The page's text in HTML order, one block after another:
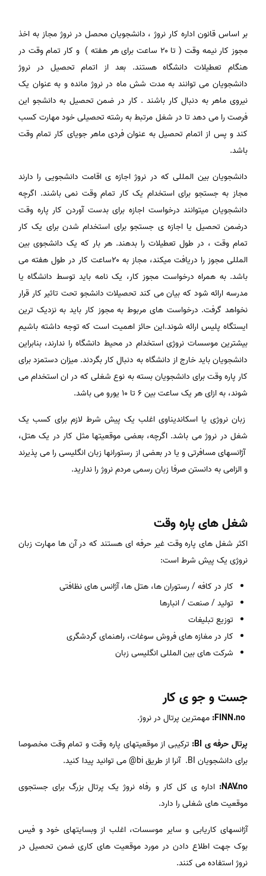
بر اساس قانون اداره کار نروژ ، دانشجویان محصل در نروژ مجاز به اخذ
مجوز کار نیمه وقت ( تا ۲۰ ساعت برای هر هفته ) و کار تمام وقت در
هنگام تعطیلات دانشگاه هستند. بعد از اتمام تحصیل در نروژ
دانشجویان می توانند به مدت شش ماه در نروژ مانده و به عنوان یک
نیروی ماهر به دنبال کار باشند . کار در ضمن تحصیل به دانشجو این
فرصت را می دهد تا در شغل مرتبط به رشته تحصیلی خود مهارت کسب
کند و پس از اتمام تحصیل به عنوان فردی ماهر جویای کار تمام وقت
باشد.
دانشجویان بین المللی که در نروژ اجازه ی اقامت دانشجویی را دارند
مجاز به جستجو برای استخدام یک کار تمام وقت نمی باشند. اگرچه
دانشجویان میتوانند درخواست اجازه برای بدست آوردن کار پاره وقت
درضمن تحصیل یا اجازه ی جستجو برای استخدام شدن برای یک کار
تمام وقت ، در طول تعطیلات را بدهند. هر بار که یک دانشجوی بین
المللی مجوز را دریافت میکند، مجاز به ۲۰ساعت کار در طول هفته می
باشد. به همراه درخواست مجوز کار، یک نامه باید توسط دانشگاه یا
مدرسه ارائه شود که بیان می کند تحصیلات دانشجو تحت تاثیر کار قرار
نخواهد گرفت. درخواست های مربوط به مجوز کار باید به نزدیک ترین
ایستگاه پلیس ارائه شوند.این حائز اهمیت است که توجه داشته باشیم
بیشترین موسسات نروژی استخدام در محیط دانشگاه را ندارند، بنابراین
دانشجویان باید خارج از دانشگاه به دنبال کار بگردند. میزان دستمزد برای
کار پاره وقت برای دانشجویان بسته به نوع شغلی که در ان استخدام می
شوند، به ازای هر یک ساعت بین ۶ تا ۱۰ یورو می باشد.
زبان نروژی یا اسکاندیناوی اغلب یک پیش شرط لازم برای کسب یک
شغل در نروژ می باشد. اگرچه، بعضی موقعیتها مثل کار در یک هتل،
آژانسهای مسافرتی و یا در بعضی از رستورانها زبان انگلیسی را می پذیرند
و الزامی به دانستن صرفا زبان رسمی مردم نروژ را ندارید.
شغل های پاره وقت
اکثر شغل های پاره وقت غیر حرفه ای هستند که در آن ها مهارت زبان
نروژی یک پیش شرط است:
کار در کافه / رستوران ها، هتل ها، آژانس های نظافتی
تولید / صنعت / انبارها
توزیع تبلیغات
کار در مغازه های فروش سوغات، راهنمای گردشگری
شرکت های بین المللی انگلیسی زبان
جست و جو ی کار
FINN.no: مهمترین پرتال در نروژ.
پرتال حرفه ی BI:
ترکیبی از موقعیتهای پاره وقت و تمام وقت مخصوصا
برای دانشجویان BI. آنرا از طریق bi@ می توانید پیدا کنید.
NAV.no: اداره ی کل کار و رفاه نروژ یک پرتال بزرگ برای جستجوی
موقعیت های شغلی را دارد.
آژانسهای کاریابی و سایر موسسات، اغلب از وبسایتهای خود و فیس
بوک جهت اطلاع دادن در مورد موقعیت های کاری ضمن تحصیل در
نروژ استفاده می کنند.